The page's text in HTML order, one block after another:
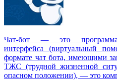
Чат-бот — это
интерфейса (виртуальный
формате чат бота, имеющими
ТЖС (трудной жизненной
опасном положении), — это